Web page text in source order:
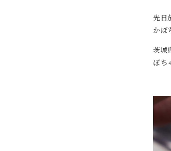
先日
かぼ
茨城
ぼち